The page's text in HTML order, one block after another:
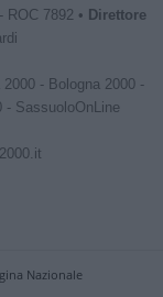
ROC 7892 • Direttore
2000- Bologna 2000-
- SassuoloOnLine
Nazionale